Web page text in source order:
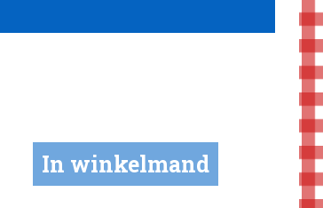
In winkelmand